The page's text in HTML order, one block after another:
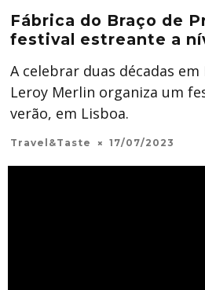
Fábrica do Braço de
festival estreante a
A celebrar duas décadas
Leroy Merlin organiza um
verão, em Lisboa.
Travel&Taste 17/07/2023